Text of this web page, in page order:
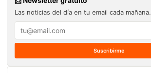
Las noticias del día en tu email cada mañana.
Suscribirme